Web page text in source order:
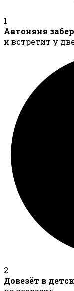
1
Автоняня
и встретит у
2
Довезёт в